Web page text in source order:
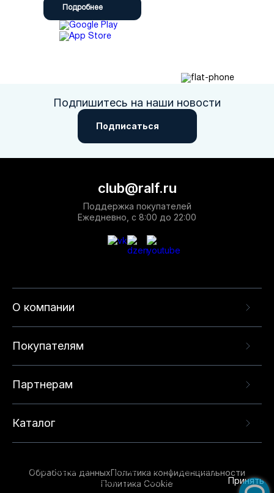
Подробнее
Подпишитесь на наши новости
Подписаться
О компании
Покупателям
Партнерам
Каталог
club@ralf.ru
Поддержка покупателей
Ежедневно, с 8:00 до 22:00
Обработка данныхПолитика конфиденциальности
Политика Cookie
опыта на нашем сайте. Продолжая использовать
данный сайт, вы соглашаетесь с использованием
Принять